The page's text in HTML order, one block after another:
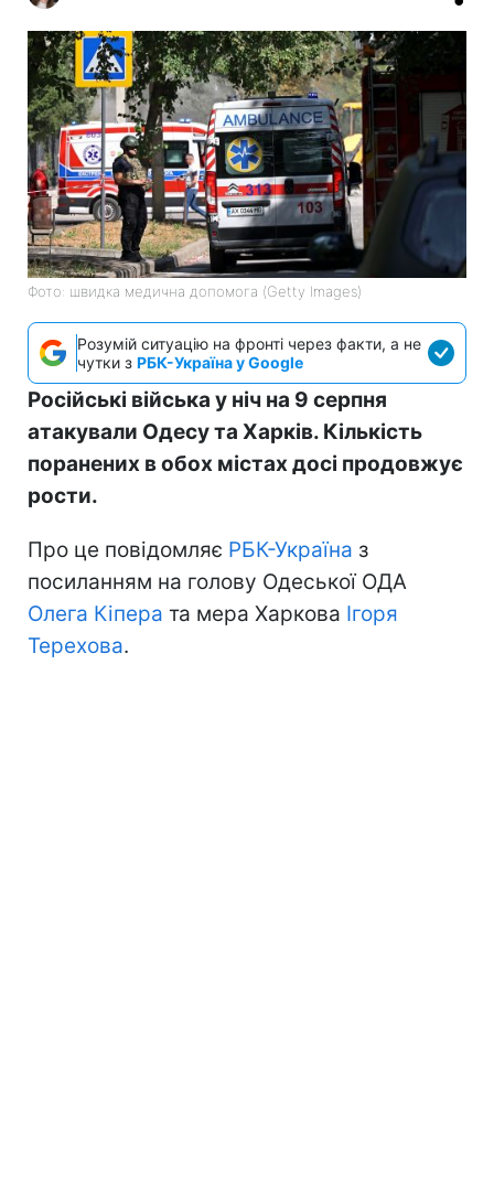
Фото: швидка медична допомога (Getty Images)
Розумій ситуацію на фронті через факти, а не
чутки з РБК-Україна у Google
Російські війська у ніч на 9 серпня
атакували Одесу та Харків. Кількість
поранених в обох містах досі продовжує
рости.
Про це повідомляє РБК-Україна з
посиланням на голову Одеської ОДА
Олега Кіпера та мера Харкова Ігоря
Терехова.